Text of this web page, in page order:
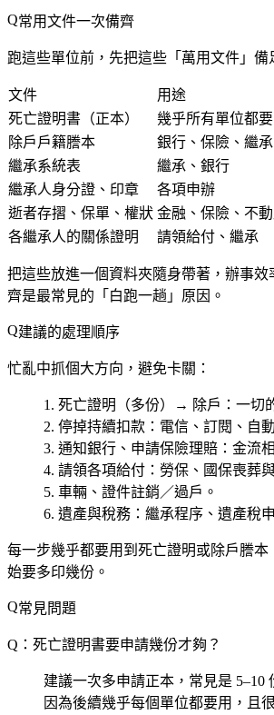
常用文件一次備齊
跑這些單位前，先把這些「萬用文件」備
文件 用途
死亡證明書（正本）
幾乎所有單位都要
除戶戶籍謄本
銀行、保險、繼
繼承系統表
繼承、銀行
繼承人身分證、印章
各項申辦
逝者存摺、保單、權狀 金融、保險、不
各繼承人的關係證明
請領給付、繼承
把這些放進一個資料夾隨身帶著，辦事效
齊是最常見的「白跑一趟」原因。
建議的處理順序
忙亂中抓個大方向，避免卡關：
死亡證明（多份）→ 除戶 ：一切
停掉持續扣款 ：電信、訂閱、自
通知銀行、申請保險理賠 ：金流
請領各項給付 ：勞保、國保喪葬
車輛、證件註銷／過戶 。
遺產與稅務 ：繼承程序、遺產稅
每一步幾乎都要用到死亡證明或除戶謄本
始要多印幾份。
常見問題
Q：死亡證明書要申請幾份才夠？
建議一次多申請正本，常見是 5–10
因為後續幾乎每個單位都要用，且